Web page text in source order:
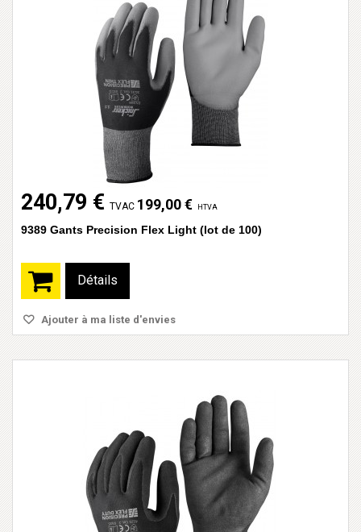
240,79 € TVAC 199,00 € HTVA
9389 Gants Precision Flex Light (lot de 100)
Détails
Ajouter à ma liste d'envies